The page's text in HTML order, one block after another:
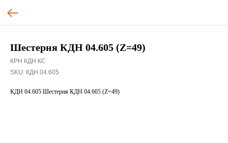
Шестерня КДН 04.605 (Z=49)
КРН КДН КС
SKU: КДН 04.605
КДН 04.605 Шестерня КДН 04.605 (Z=49)